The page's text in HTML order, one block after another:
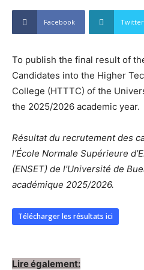
Facebook Twitter
To publish the final result of
Candidates into the Higher
College (HTTTC) of the
the 2025/2026 academic year.
Résultat du recrutement des
l’École Normale Supérieure
(ENSET) de l’Université de
académique 2025/2026.
Télécharger les résultats ici
Lire également: